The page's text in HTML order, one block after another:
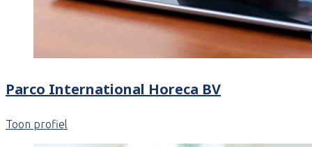
Parco International Horeca BV
Toon profiel